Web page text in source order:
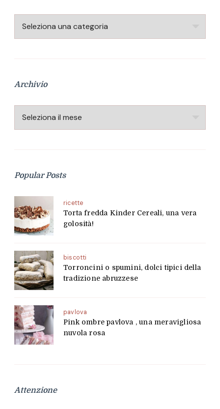
Categorie
Archivio
Archivio
Popular Posts
ricette
Torta fredda Kinder Cereali, una vera
golosità!
biscotti
Torroncini o spumini, dolci tipici della
tradizione abruzzese
pavlova
Pink ombre pavlova , una meravigliosa
nuvola rosa
Attenzione